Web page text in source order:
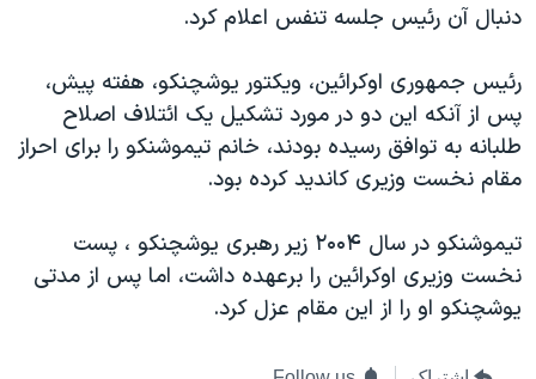
گالری عکس
آرشیو پخش زنده
اعتراضات زن، زندگی، آزادی
مجموعه مستندهای دادخواهی
تریبونال مردمی آبان ۹۸
چهل سال گروگان‌گیری
قانون شفافیت دارائی کادر رهبری ایران
زبانهای مختلف
دنبال آن رئيس جلسه تنفس اعلام کرد.
رئيس جمهوری اوکرائين، ويکتور يوشچنکو، هفته پيش،
پس از آنکه اين دو در مورد تشکيل يک ائتلاف اصلاح
طلبانه به توافق رسيده بودند، خانم تيموشنکو را برای احراز
مقام نخست وزيری کانديد کرده بود.
تيموشنکو در سال ۲۰۰۴ زير رهبری يوشچنکو ، پست
نخست وزيری اوکرائين را برعهده داشت، اما پس از مدتی
يوشچنکو او را از اين مقام عزل کرد.